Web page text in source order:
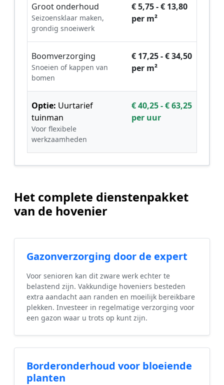
Groot onderhoud
Seizoensklaar maken,
grondig snoeiwerk
€ 5,75 - € 13,80
per m²
Boomverzorging
Snoeien of kappen van
bomen
€ 17,25 - € 34,50
per m²
Optie: Uurtarief
tuinman
Voor flexibele
werkzaamheden
€ 40,25 - € 63,25
per uur
Het complete dienstenpakket
van de hovenier
Gazonverzorging door de expert
Voor senioren kan dit zware werk echter te
belastend zijn. Vakkundige hoveniers besteden
extra aandacht aan randen en moeilijk bereikbare
plekken. Investeer in regelmatige verzorging voor
een gazon waar u trots op kunt zijn.
Borderonderhoud voor bloeiende
planten